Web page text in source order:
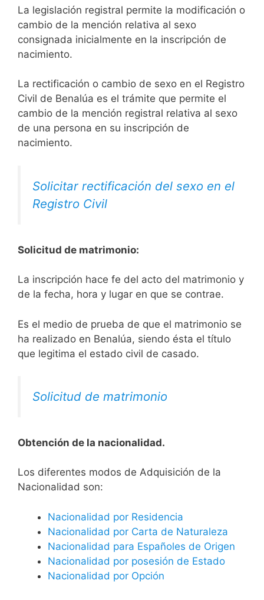
La legislación registral permite la modificación o
cambio de la mención relativa al sexo
consignada inicialmente en la inscripción de
nacimiento.
La rectificación o cambio de sexo en el Registro
Civil de Benalúa es el trámite que permite el
cambio de la mención registral relativa al sexo
de una persona en su inscripción de
nacimiento.
Solicitar rectificación del sexo en el
Registro Civil
Solicitud de matrimonio:
La inscripción hace fe del acto del matrimonio y
de la fecha, hora y lugar en que se contrae.
Es el medio de prueba de que el matrimonio se
ha realizado en Benalúa, siendo ésta el título
que legitima el estado civil de casado.
Solicitud de matrimonio
Obtención de la nacionalidad.
​​​Los diferentes modos de Adquisición de la
Nacionalidad son:
Nacionalidad por Residencia
Nacionalidad por Carta de Naturaleza
Nacionalidad para Españoles de Origen
Nacionalidad por posesión de Estado
Nacionalidad por Opción